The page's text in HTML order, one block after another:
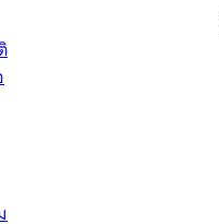
ต้อนรับพนักงานเทศ
สรรหาให้ดำรงตำแ